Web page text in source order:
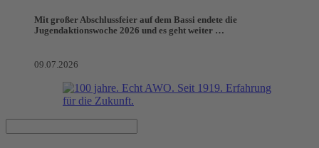
Mit großer Abschlussfeier auf dem Bassi endete die
Jugendaktionswoche 2026 und es geht weiter …
09.07.2026